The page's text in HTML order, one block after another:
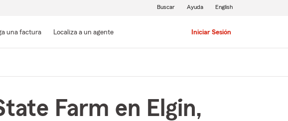
una factura Localiza a un agente Iniciar Sesión
Buscar Ayuda English
Farm en Elgin,